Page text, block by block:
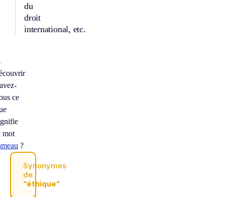
du
droit
international, etc.
ce
mot
?
Synonymes
de
“éthique“